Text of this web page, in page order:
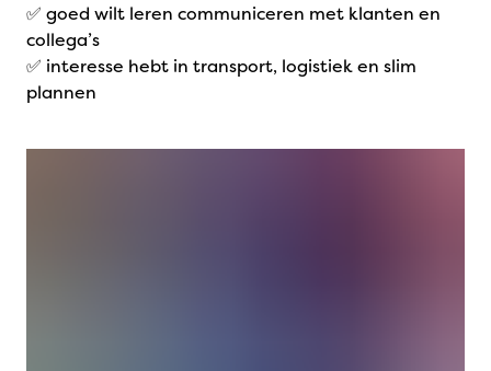
✅ goed wilt leren communiceren met klanten en
collega’s
✅ interesse hebt in transport, logistiek en slim
plannen